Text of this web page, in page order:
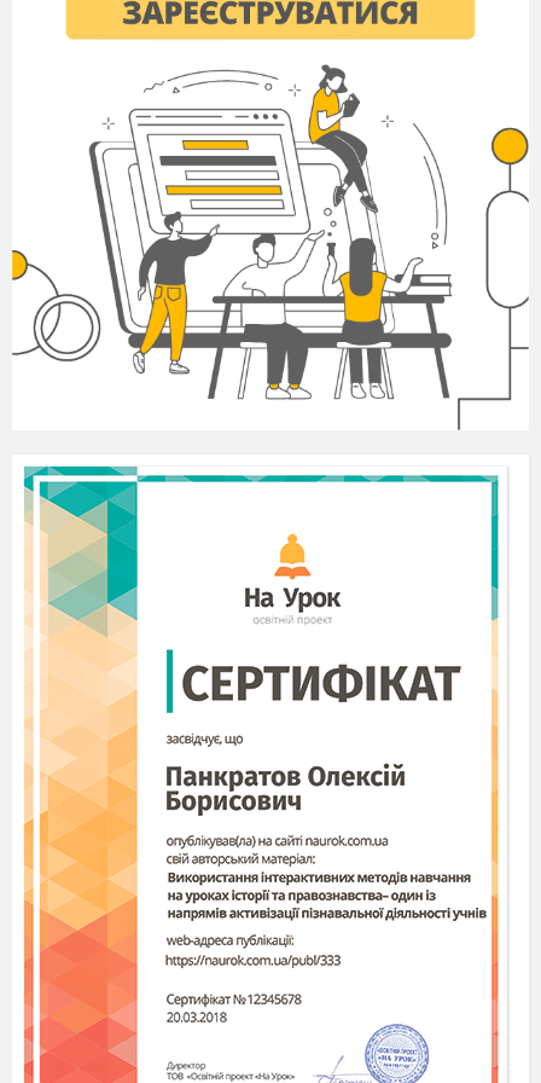
Пісня перероблена про господаря
(Хлопці і дівчата заходять під музику(пісня
«Добрий день вам, добрі люди»), сідають на
Баба посипає ноги попелом)
Гості
Добрий вечір вашій хаті! Помагай
бог і нашим, і вашим!
Господар. Доброго здоров’я!
Гості Спасибі! Від теплого слова і лід
розмерзається!
вечорниці,
Гарні будуть вечорниці!
Господиня. Заходьте до хати.
Господиня.(
Заносить коровай, ставить на
стіл, ріже. Далі пригощає всіх учасників худ.
самодіяльності
Пригадала я молодість свою: і вечорниці,де
співали, танцювали, вишивали сорочки та
рушники на весілля.
А якою файною дівкою
була, пам’ятаєш, діду?
Господар.
Та хіба ж ти даси
«Сама файна» Пісня «Господиня»
Господиня. Допомогли ви бабі згадати, як
дівкою була.
Господар. Розсаджуйтесь.
Гості сідають на лавки. Чується стук.